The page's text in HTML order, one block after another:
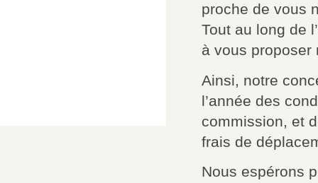
proche de vous
Tout au long de
à vous proposer
Ainsi, notre
l’année des
commission, et
frais de
Nous espérons